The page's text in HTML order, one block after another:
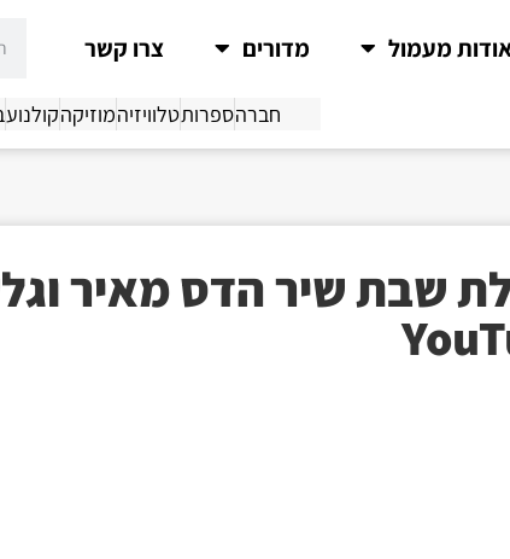
מעמול מדורים צרו קשר
חברהספרותטלוויזיהמוזיקהקולנוע
שבת שיר הדס מאיר